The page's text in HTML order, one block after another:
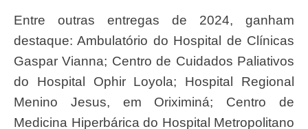
Entre outras entregas de 2024, ganham
destaque: Ambulatório do Hospital de Clínicas
Gaspar Vianna; Centro de Cuidados Paliativos
do Hospital Ophir Loyola; Hospital Regional
Menino Jesus, em Oriximiná; Centro de
Medicina Hiperbárica do Hospital Metropolitano